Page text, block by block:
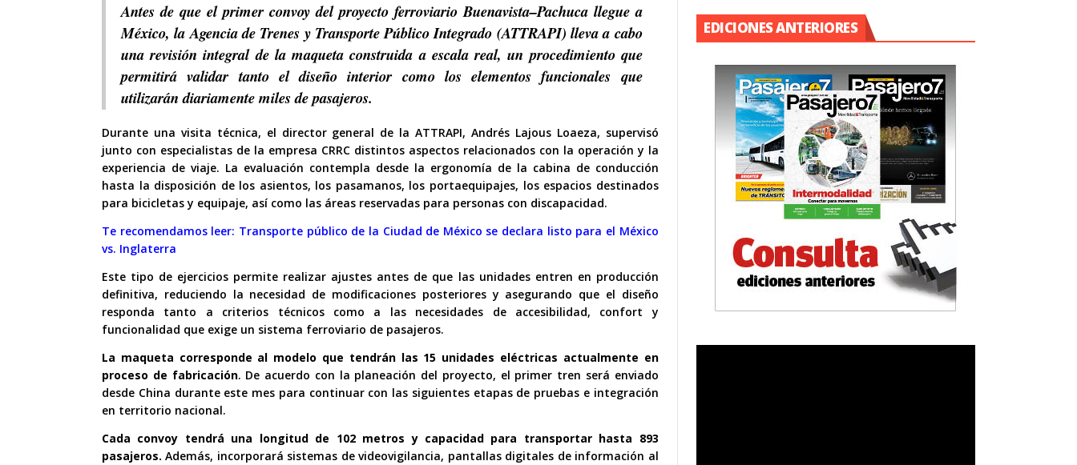
Antes de que el primer convoy del proyecto ferroviario Buenavista–Pachuca llegue a
México, la Agencia de Trenes y Transporte Público Integrado (ATTRAPI) lleva a cabo
una revisión integral de la maqueta construida a escala real, un procedimiento que
permitirá validar tanto el diseño interior como los elementos funcionales que
utilizarán diariamente miles de pasajeros.
Durante una visita técnica, el director general de la ATTRAPI, Andrés Lajous Loaeza, supervisó
junto con especialistas de la empresa CRRC distintos aspectos relacionados con la operación y la
experiencia de viaje. La evaluación contempla desde la ergonomía de la cabina de conducción
hasta la disposición de los asientos, los pasamanos, los portaequipajes, los espacios destinados
para bicicletas y equipaje, así como las áreas reservadas para personas con discapacidad.
Te recomendamos leer: Transporte público de la Ciudad de México se declara listo para el México
vs. Inglaterra
Este tipo de ejercicios permite realizar ajustes antes de que las unidades entren en producción
definitiva, reduciendo la necesidad de modificaciones posteriores y asegurando que el diseño
responda tanto a criterios técnicos como a las necesidades de accesibilidad, confort y
funcionalidad que exige un sistema ferroviario de pasajeros.
La maqueta corresponde al modelo que tendrán las 15 unidades eléctricas actualmente en
proceso de fabricación. De acuerdo con la planeación del proyecto, el primer tren será enviado
desde China durante este mes para continuar con las siguientes etapas de pruebas e integración
en territorio nacional.
Cada convoy tendrá una longitud de 102 metros y capacidad para transportar hasta 893
pasajeros. Además, incorporará sistemas de videovigilancia, pantallas digitales de información al
EDICIONES ANTERIORES